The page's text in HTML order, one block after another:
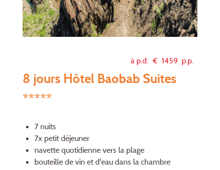
à p.d. € 1459 p.p.
8 jours Hôtel Baobab Suites
*****
7 nuits
7x petit déjeuner
navette quotidienne vers la plage
bouteille de vin et d'eau dans la chambre